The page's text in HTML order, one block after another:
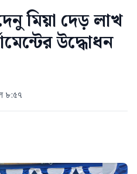
মিয়া দেড় লাখ
উদ্ধোধন
৮:৫৭